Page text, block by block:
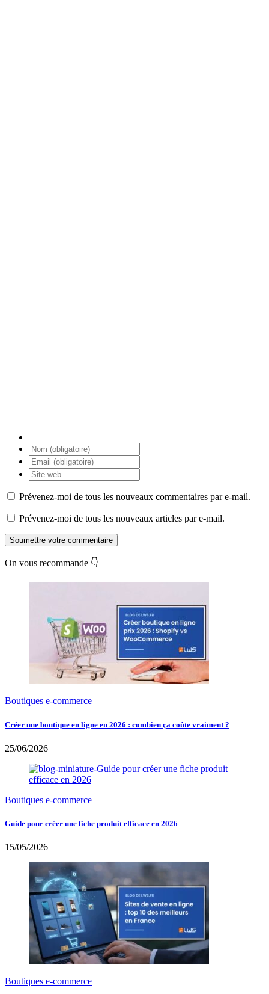
Prévenez-moi de tous les nouveaux commentaires par e-mail.
Prévenez-moi de tous les nouveaux articles par e-mail.
Soumettre votre commentaire
On vous recommande 👇
Boutiques e-commerce
Créer une boutique en ligne en 2026 : combien ça coûte vraiment ?
25/06/2026
Boutiques e-commerce
Guide pour créer une fiche produit efficace en 2026
15/05/2026
Boutiques e-commerce